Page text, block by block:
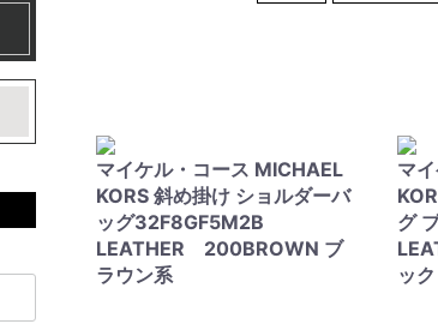
マイケル・コース MICHAEL
KORS 斜め掛け ショルダーバ
ッグ32F8GF5M2B
LEATHER 200BROWN ブ
ラウン系
マ
グ
ッ